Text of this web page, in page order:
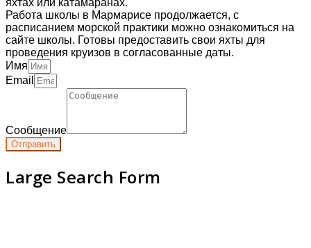
яхтах или катамаранах.
Работа школы в Мармарисе продолжается, с
расписанием морской практики можно ознакомиться на
сайте школы. Готовы предоставить свои яхты для
проведения круизов в согласованные даты.
Имя
Email
Сообщение
Отправить
Large Search Form